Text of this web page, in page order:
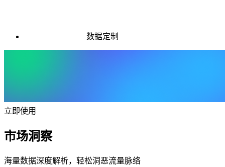
数据定制
立即使用
市场洞察
海量数据深度解析，轻松洞恶流量脉络